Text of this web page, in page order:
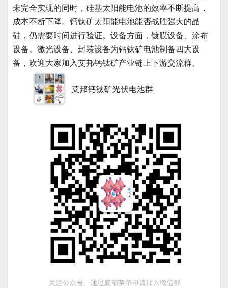
未完全实现的同时，硅基太阳能电池的效率不断提高，
成本不断下降。钙钛矿太阳能电池能否战胜强大的晶
硅，仍需要时间进行验证。设备方面，镀膜设备、涂布
设备、激光设备、封装设备为钙钛矿电池制备四大设
备，欢迎大家加入艾邦钙钛矿产业链上下游交流群。